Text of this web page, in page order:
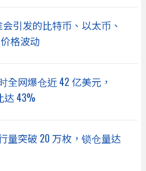
引发的比特币、以太币、
价格波动
全网爆仓近 42 亿美元，
达 43%
量突破 20 万枚，锁仓量达